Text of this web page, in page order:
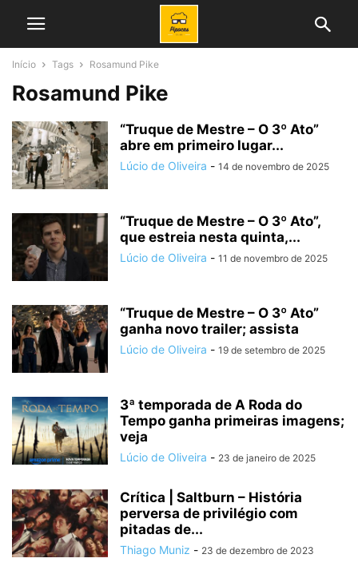
Início Tags Rosamund Pike
Rosamund Pike
“Truque de Mestre – O 3º Ato”
abre em primeiro lugar...
Lúcio de Oliveira - 14 de novembro de 2025
“Truque de Mestre – O 3º Ato”,
que estreia nesta quinta,...
Lúcio de Oliveira - 11 de novembro de 2025
“Truque de Mestre – O 3º Ato”
ganha novo trailer; assista
Lúcio de Oliveira - 19 de setembro de 2025
3ª temporada de A Roda do
Tempo ganha primeiras imagens;
veja
Lúcio de Oliveira - 23 de janeiro de 2025
Crítica | Saltburn – História
perversa de privilégio com
pitadas de...
Thiago Muniz - 23 de dezembro de 2023